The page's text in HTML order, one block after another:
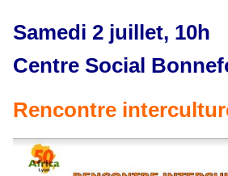
Samedi 2 juillet, 10h
Centre Social
Rencontre